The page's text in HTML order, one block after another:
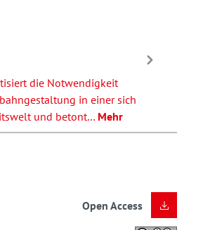
die Notwendigkeit
in einer sich
und betont… Mehr
Open Access